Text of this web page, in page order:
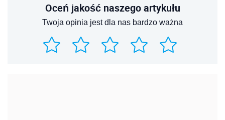
Oceń jakość naszego artykułu
Twoja opinia jest dla nas bardzo ważna